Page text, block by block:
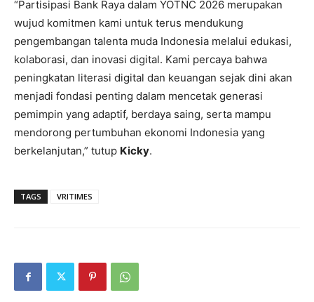
“Partisipasi Bank Raya dalam YOTNC 2026 merupakan
wujud komitmen kami untuk terus mendukung
pengembangan talenta muda Indonesia melalui edukasi,
kolaborasi, dan inovasi digital. Kami percaya bahwa
peningkatan literasi digital dan keuangan sejak dini akan
menjadi fondasi penting dalam mencetak generasi
pemimpin yang adaptif, berdaya saing, serta mampu
mendorong pertumbuhan ekonomi Indonesia yang
berkelanjutan,” tutup Kicky.
TAGS VRITIMES